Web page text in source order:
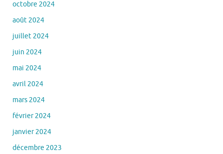
octobre 2024
août 2024
juillet 2024
juin 2024
mai 2024
avril 2024
mars 2024
février 2024
janvier 2024
décembre 2023